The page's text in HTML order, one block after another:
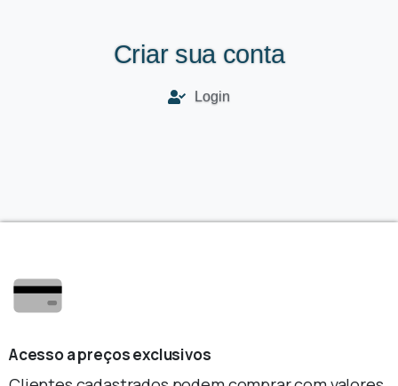
Criar sua conta
Login
Acesso a preços exclusivos